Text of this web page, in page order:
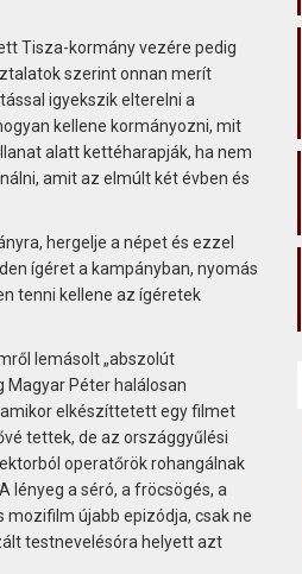
Tisza-kormány vezére pedig
szerint onnan merít
igyekszik elterelni a
kellene kormányozni, mit
alatt kettéharapják, ha nem
amit az elmúlt két évben és
hergelje a népet és ezzel
ígéret a kampányban, nyomás
tenni kellene az ígéretek
lemásolt „abszolút
Magyar Péter halálosan
elkészíttetett egy filmet
tettek, de az országgyűlési
operatőrök rohangálnak
lényeg a séró, a fröcsögés, a
mozifilm újabb epizódja, csak ne
testnevelés­óra helyett azt